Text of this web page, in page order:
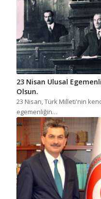
23 Nisan Ulusal
Olsun.
23 Nisan, Türk Milleti'nin
egemenliğin…